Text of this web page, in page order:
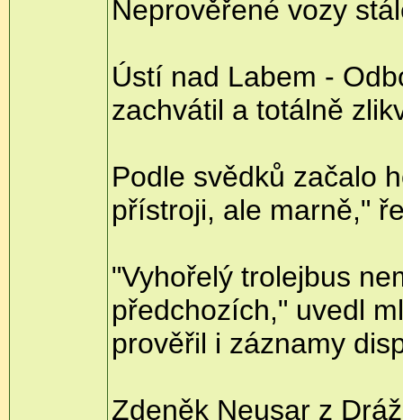
Neprověřené vozy
Ústí nad Labem -
zachvátil a totálně
Podle svědků začalo
přístroji, ale marně,"
"Vyhořelý trolejbus
předchozích," uvedl
prověřil i záznamy
Zdeněk Neusar z